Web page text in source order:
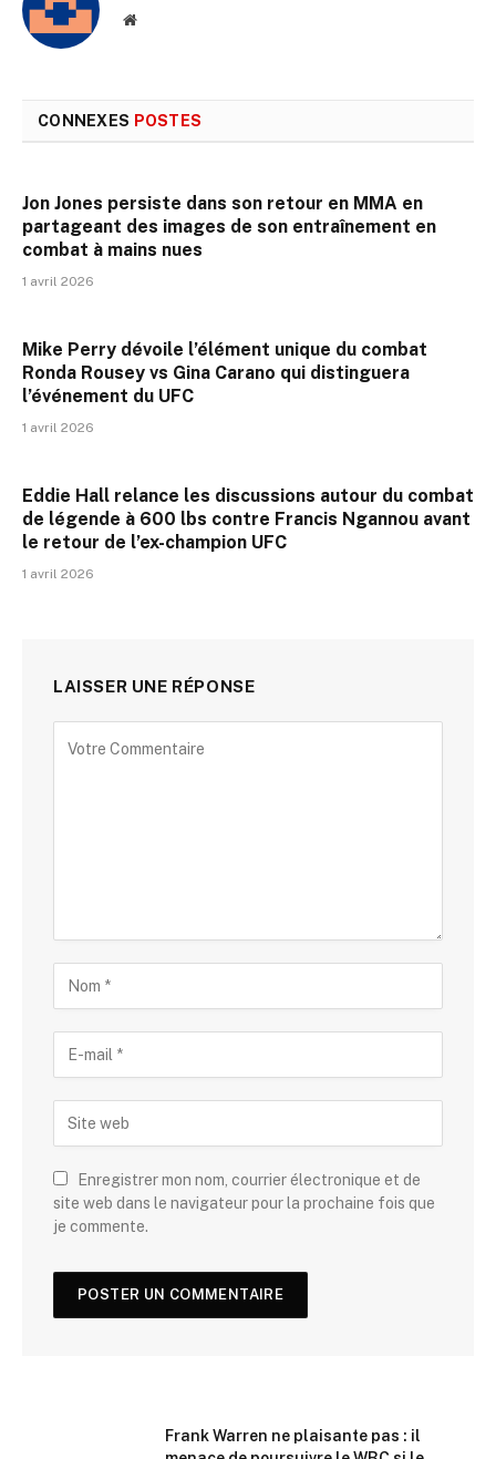
Site
CONNEXES POSTES
Jon Jones persiste dans son retour en MMA en
partageant des images de son entraînement en
combat à mains nues
1 avril 2026
Mike Perry dévoile l’élément unique du combat
Ronda Rousey vs Gina Carano qui distinguera
l’événement du UFC
1 avril 2026
Eddie Hall relance les discussions autour du combat
de légende à 600 lbs contre Francis Ngannou avant
le retour de l’ex-champion UFC
1 avril 2026
LAISSER UNE RÉPONSE
Enregistrer mon nom, courrier électronique et de
site web dans le navigateur pour la prochaine fois que
je commente.
Frank Warren ne plaisante pas : il